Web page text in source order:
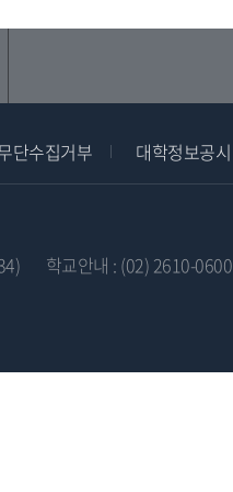
단수집거부 대학정보공시
학교안내 : (02) 2610-0600